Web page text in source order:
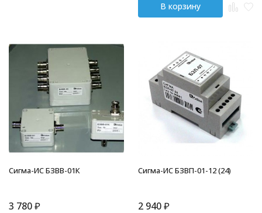
В корзину
Сигма-ИС БЗВВ-01К
3 780₽
Сигма-ИС БЗВП-01-12 (24)
2 940₽